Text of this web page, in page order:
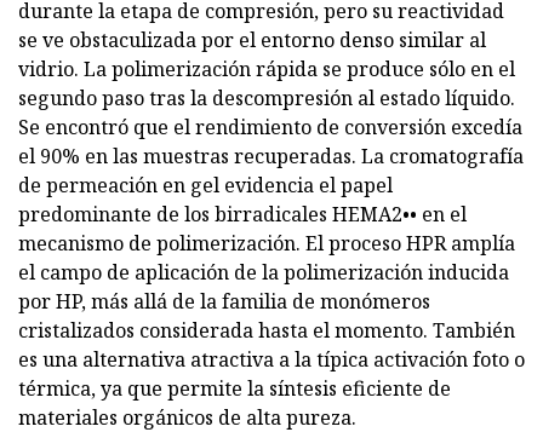
durante la etapa de compresión, pero su reactividad
se ve obstaculizada por el entorno denso similar al
vidrio. La polimerización rápida se produce sólo en el
segundo paso tras la descompresión al estado líquido.
Se encontró que el rendimiento de conversión excedía
el 90% en las muestras recuperadas. La cromatografía
de permeación en gel evidencia el papel
predominante de los birradicales HEMA2•• en el
mecanismo de polimerización. El proceso HPR amplía
el campo de aplicación de la polimerización inducida
por HP, más allá de la familia de monómeros
cristalizados considerada hasta el momento. También
es una alternativa atractiva a la típica activación foto o
térmica, ya que permite la síntesis eficiente de
materiales orgánicos de alta pureza.